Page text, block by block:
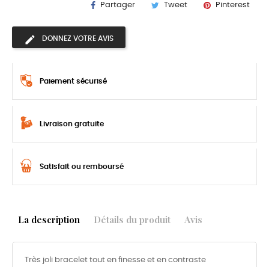
Partager Tweet Pinterest
DONNEZ VOTRE AVIS
Paiement sécurisé
Livraison gratuite
Satisfait ou remboursé
La description Détails du produit Avis
Très joli bracelet tout en finesse et en contraste